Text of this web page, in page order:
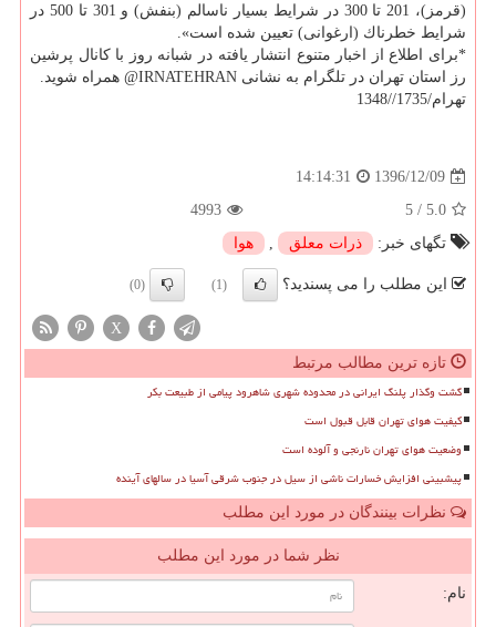
(قرمز)، 201 تا 300 در شرایط بسیار ناسالم (بنفش) و 301 تا 500 در
شرایط خطرناك (ارغوانی) تعیین شده است».
*برای اطلاع از اخبار متنوع انتشار یافته در شبانه روز با كانال پرشین
رز استان تهران در تلگرام به نشانی IRNATEHRAN@ همراه شوید.
تهرام/1735//1348
1396/12/09
14:14:31
5.0
/
5
4993
تگهای خبر:
ذرات معلق , هوا
این مطلب را می پسندید؟ (1)
(0)
X
تازه ترین مطالب مرتبط
گشت وگذار پلنگ ایرانی در محدوده شهری شاهرود پیامی از طبیعت بکر
کیفیت هوای تهران قابل قبول است
وضعیت هوای تهران نارنجی و آلوده است
پیشبینی افزایش خسارات ناشی از سیل در جنوب شرقی آسیا در سالهای آینده
نظرات بینندگان در مورد این مطلب
نظر شما در مورد این مطلب
نام: